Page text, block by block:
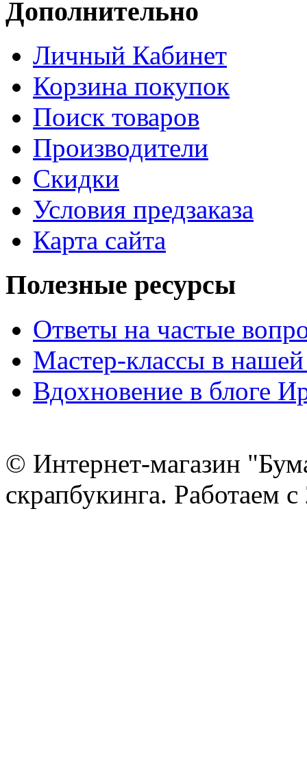
Дополнительно
Личный Кабинет
Корзина покупок
Поиск товаров
Производители
Скидки
Условия предзаказа
Карта сайта
Полезные ресурсы
Ответы на частые
Мастер-классы в нашей
Вдохновение в блоге
© Интернет-магазин
скрапбукинга. Работаем с